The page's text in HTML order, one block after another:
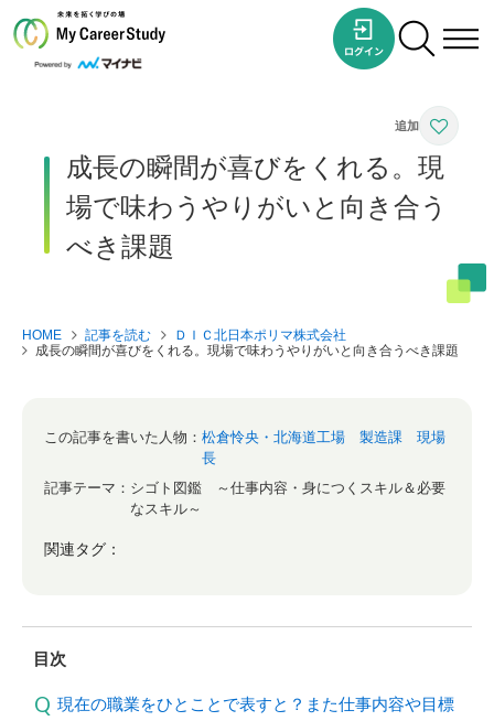
成長の瞬間が喜びをくれる。現
場で味わうやりがいと向き合う
べき課題
HOME 記事を読む
ＤＩＣ北日本ポリマ株式会社
成長の瞬間が喜びをくれる。現場で味わうやりがいと向き合うべき課題
この記事を書いた人物： 松倉怜央・北海道工場 製造課 現場
長
記事テーマ： シゴト図鑑 ～仕事内容・身につくスキル＆必要
なスキル～
関連タグ：
目次
現在の職業をひとことで表すと？また仕事内容や目標